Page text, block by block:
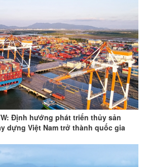
Định hướng phát triển thủy sản
dựng Việt Nam trở thành quốc gia